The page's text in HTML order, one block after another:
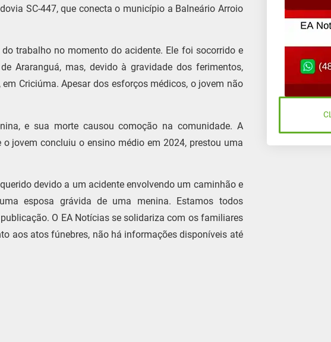
SC-447, que conecta o município a Balneário Arroio
trabalho no momento do acidente. Ele foi socorrido e
Araranguá, mas, devido à gravidade dos ferimentos,
Criciúma. Apesar dos esforços médicos, o jovem não
e sua morte causou comoção na comunidade. A
o jovem concluiu o ensino médio em 2024, prestou uma
devido a um acidente envolvendo um caminhão e
esposa grávida de uma menina. Estamos todos
O EA Notícias se solidariza com os familiares
aos atos fúnebres, não há informações disponíveis até